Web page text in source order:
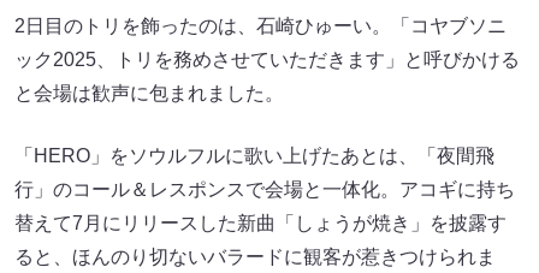
2日目のトリを飾ったのは、石崎ひゅーい。「コヤブソニ
ック2025、トリを務めさせていただきます」と呼びかける
と会場は歓声に包まれました。
「HERO」をソウルフルに歌い上げたあとは、「夜間飛
行」のコール＆レスポンスで会場と一体化。アコギに持ち
替えて7月にリリースした新曲「しょうが焼き」を披露す
ると、ほんのり切ないバラードに観客が惹きつけられま